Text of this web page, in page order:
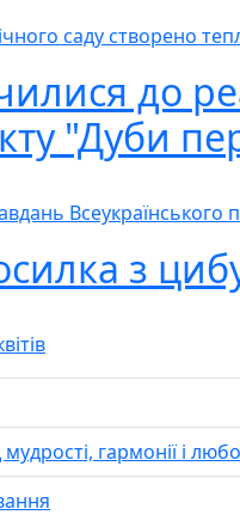
саду створено
до
"Дуби
з
гармонії і